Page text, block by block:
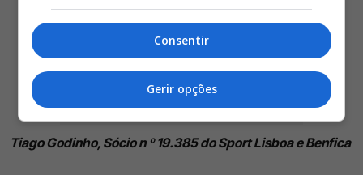
Tiago Godinho, Sócio n º 19.385 do Sport Lisboa e Benfica
Consentir
Gerir opções